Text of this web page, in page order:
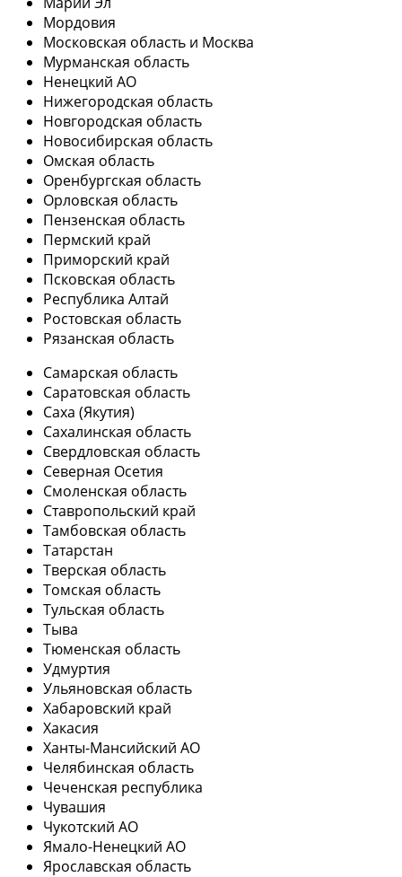
Мордовия
Московская область и Москва
Мурманская область
Ненецкий АО
Нижегородская область
Новгородская область
Новосибирская область
Омская область
Оренбургская область
Орловская область
Пензенская область
Пермский край
Приморский край
Псковская область
Республика Алтай
Ростовская область
Рязанская область
Самарская область
Саратовская область
Саха (Якутия)
Сахалинская область
Свердловская область
Северная Осетия
Смоленская область
Ставропольский край
Тамбовская область
Татарстан
Тверская область
Томская область
Тульская область
Тыва
Тюменская область
Удмуртия
Ульяновская область
Хабаровский край
Хакасия
Ханты-Мансийский АО
Челябинская область
Чеченская республика
Чувашия
Чукотский АО
Ямало-Ненецкий АО
Ярославская область